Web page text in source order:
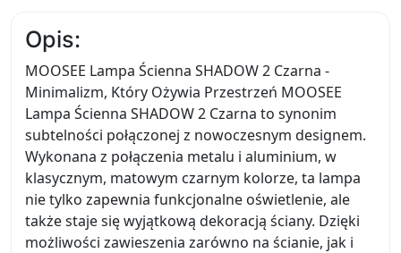
Opis:
MOOSEE Lampa Ścienna SHADOW 2 Czarna -
Minimalizm, Który Ożywia Przestrzeń MOOSEE
Lampa Ścienna SHADOW 2 Czarna to synonim
subtelności połączonej z nowoczesnym designem.
Wykonana z połączenia metalu i aluminium, w
klasycznym, matowym czarnym kolorze, ta lampa
nie tylko zapewnia funkcjonalne oświetlenie, ale
także staje się wyjątkową dekoracją ściany. Dzięki
możliwości zawieszenia zarówno na ścianie, jak i